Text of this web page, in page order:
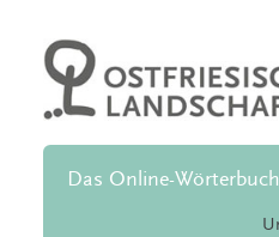
Das Online-